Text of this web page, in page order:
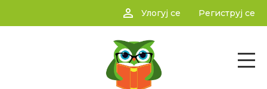
person_outline Улогуј се Региструј се